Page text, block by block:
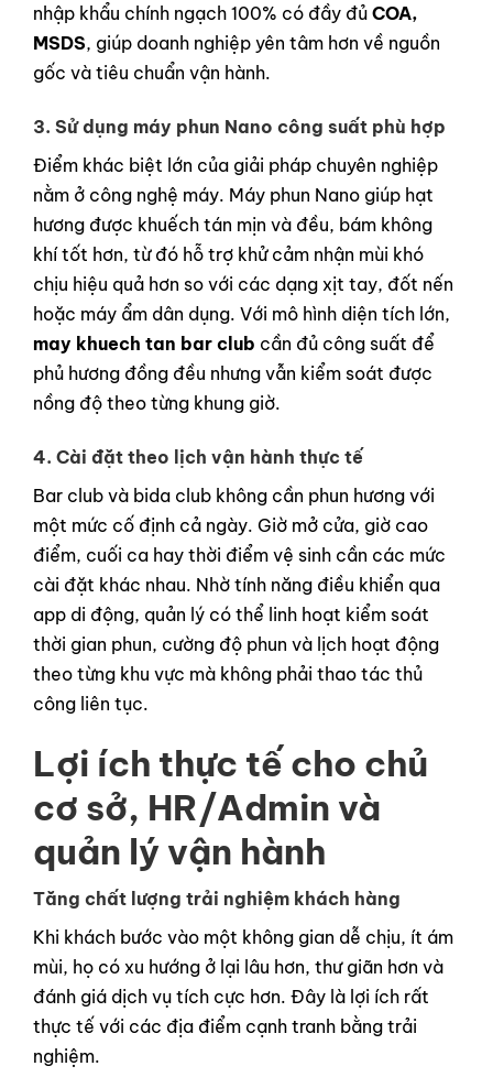
nhập khẩu chính ngạch 100% có đầy đủ COA,
MSDS, giúp doanh nghiệp yên tâm hơn về nguồn
gốc và tiêu chuẩn vận hành.
3. Sử dụng máy phun Nano công suất phù hợp
Điểm khác biệt lớn của giải pháp chuyên nghiệp
nằm ở công nghệ máy. Máy phun Nano giúp hạt
hương được khuếch tán mịn và đều, bám không
khí tốt hơn, từ đó hỗ trợ khử cảm nhận mùi khó
chịu hiệu quả hơn so với các dạng xịt tay, đốt nến
hoặc máy ẩm dân dụng. Với mô hình diện tích lớn,
may khuech tan bar club cần đủ công suất để
phủ hương đồng đều nhưng vẫn kiểm soát được
nồng độ theo từng khung giờ.
4. Cài đặt theo lịch vận hành thực tế
Bar club và bida club không cần phun hương với
một mức cố định cả ngày. Giờ mở cửa, giờ cao
điểm, cuối ca hay thời điểm vệ sinh cần các mức
cài đặt khác nhau. Nhờ tính năng điều khiển qua
app di động, quản lý có thể linh hoạt kiểm soát
thời gian phun, cường độ phun và lịch hoạt động
theo từng khu vực mà không phải thao tác thủ
công liên tục.
Lợi ích thực tế cho chủ
cơ sở, HR/Admin và
quản lý vận hành
Tăng chất lượng trải nghiệm khách hàng
Khi khách bước vào một không gian dễ chịu, ít ám
mùi, họ có xu hướng ở lại lâu hơn, thư giãn hơn và
đánh giá dịch vụ tích cực hơn. Đây là lợi ích rất
thực tế với các địa điểm cạnh tranh bằng trải
nghiệm.